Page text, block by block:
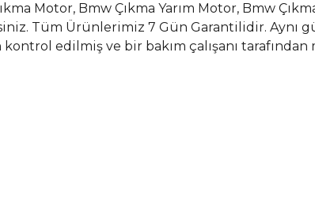
Motor, Bmw Çıkma Yarım Motor, Bmw
Tüm Ürünlerimiz 7 Gün Garantilidir. Aynı
edilmiş ve bir bakım çalışanı